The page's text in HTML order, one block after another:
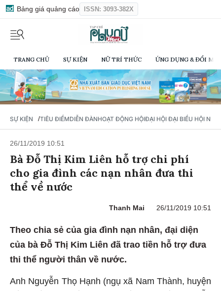
Bảng giá quảng cáo ISSN: 3093-382X
TRANG CHỦ SỰ KIỆN NỮ TRÍ THỨC ỨNG DỤNG & ĐỔI
SỰ KIỆN / TIÊU ĐIỂMDIỄN ĐÀNHOẠT ĐỘNG HỘIĐẠI HỘI ĐẠI BIỂU HỘI NỮ
26/11/2019 10:51
Bà Đỗ Thị Kim Liên hỗ trợ chi phí
cho gia đình các nạn nhân đưa thi
thể về nước
Thanh Mai 26/11/2019 10:51
Theo chia sẻ của gia đình nạn nhân, đại diện
của bà Đỗ Thị Kim Liên đã trao tiền hỗ trợ đưa
thi thể người thân về nước.
Anh Nguyễn Thọ Hạnh (ngụ xã Nam Thành, huyện